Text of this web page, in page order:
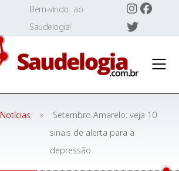
Bem-vindo ao
Saudelogia!
Notícias »
Setembro Amarelo: veja 10
sinais de alerta para a
depressão